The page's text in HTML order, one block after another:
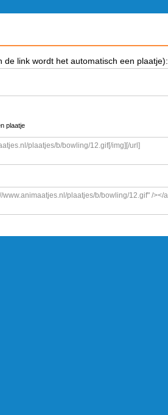
link wordt het automatisch een plaatje):
plaatje